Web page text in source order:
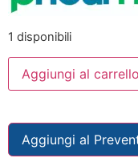
1 disponibili
Aggiungi al carrello
Aggiungi al